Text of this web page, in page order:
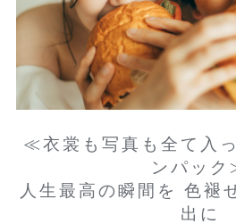
≪衣裳も写真も全て入
ンパッ
人生最高の瞬間を 色褪
出に